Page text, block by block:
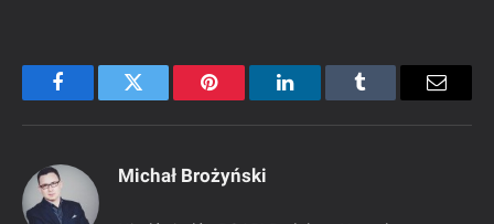
FacebookTwitter Pinterest LinkedInTumblr Email
Michał Brożyński